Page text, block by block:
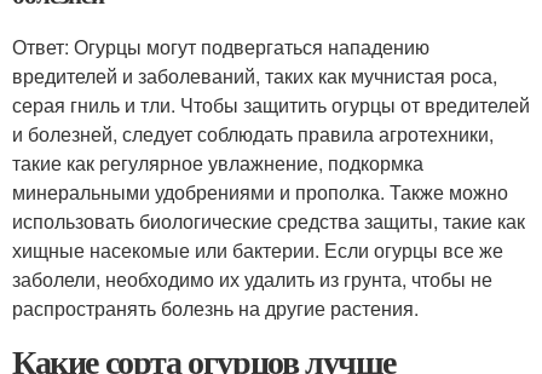
Ответ: Огурцы могут подвергаться нападению
вредителей и заболеваний, таких как мучнистая роса,
серая гниль и тли. Чтобы защитить огурцы от вредителей
и болезней, следует соблюдать правила агротехники,
такие как регулярное увлажнение, подкормка
минеральными удобрениями и прополка. Также можно
использовать биологические средства защиты, такие как
хищные насекомые или бактерии. Если огурцы все же
заболели, необходимо их удалить из грунта, чтобы не
распространять болезнь на другие растения.
Какие сорта огурцов лучше